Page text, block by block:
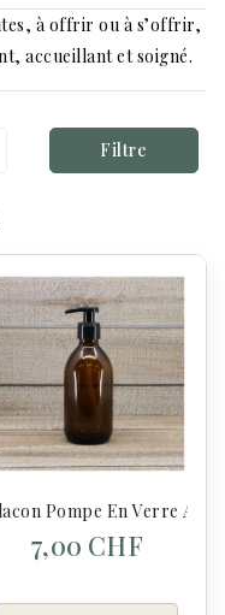
à offrir ou à s’offrir,
accueillant et soigné.
Filtre
& Plaisir Du Quotidien
Pompe En Verre
7,00 CHF